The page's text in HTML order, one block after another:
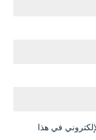
في هذا